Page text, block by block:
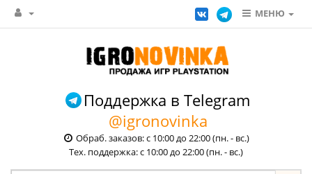
МЕНЮ
Поддержка в Telegram
@igronovinka
Обраб. заказов: с 10:00 до 22:00 (пн. - вс.)
Тех. поддержка: с 10:00 до 22:00 (пн. - вс.)